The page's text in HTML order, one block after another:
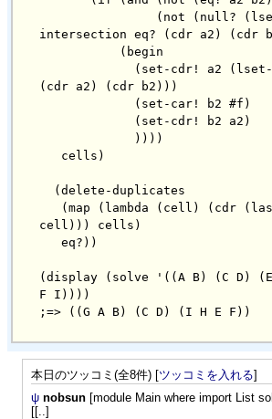
(not (null?
intersection eq? (cdr a2) (cdr
           (begin
(set-cdr! a2
(cdr a2) (cdr b2)))
             (set-car! b2 #f)
             (set-cdr! b2 a2)
             ))))
   cells)
  (delete-duplicates
(map (lambda (cell) (cdr
cell))) cells)
   eq?))
(display (solve '((A B) (C D)
F I))))
本日のツッコミ(全8件) [ツッコミを入れる]
ψ nobsun[module Main where import List
[[..]